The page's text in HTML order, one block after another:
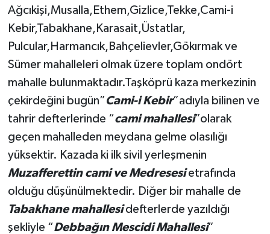
Ağcıkişi,Musalla,Ethem,Gizlice,Tekke,Cami-i
Kebir,Tabakhane,Karasait,Üstatlar,
Pulcular,Harmancık,Bahçelievler,Gökırmak ve
Sümer mahalleleri olmak üzere toplam ondört
mahalle bulunmaktadır.Taşköprü kaza merkezinin
çekirdeğini bugün” Cami-i Kebir”adıyla bilinen ve
tahrir defterlerinde “cami mahallesi”olarak
geçen mahalleden meydana gelme olasılığı
yüksektir. Kazada ki ilk sivil yerleşmenin
Muzafferettin cami ve Medresesietrafında
olduğu düşünülmektedir. Diğer bir mahalle de
Tabakhane mahallesidefterlerde yazıldığı
şekliyle “Debbağın Mescidi Mahallesi”
Pınarbaşı Haberleri
Şenpazar Haberleri
Seydiler Haberleri
Taşköprü Haberleri
Karadeniz Haberleri
Ulusal Haberler
Teknoloji Haberleri